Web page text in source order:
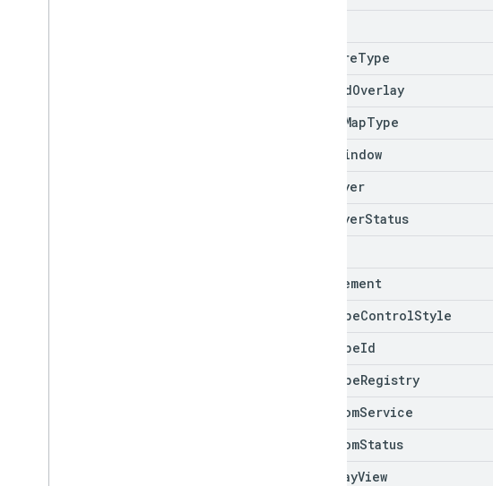
FeatureType
GroundOverlay
MapType
Window
Layer
LayerStatus
Element
TypeControlStyle
TypeId
TypeRegistry
ZoomService
ZoomStatus
OverlayView